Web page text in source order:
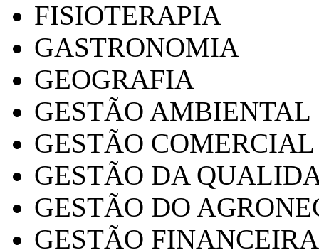
FISIOTERAPIA
GASTRONOMIA
GEOGRAFIA
GESTÃO AMBIENTAL
GESTÃO COMERCIAL
GESTÃO DA
GESTÃO DO
GESTÃO FINANCEIRA